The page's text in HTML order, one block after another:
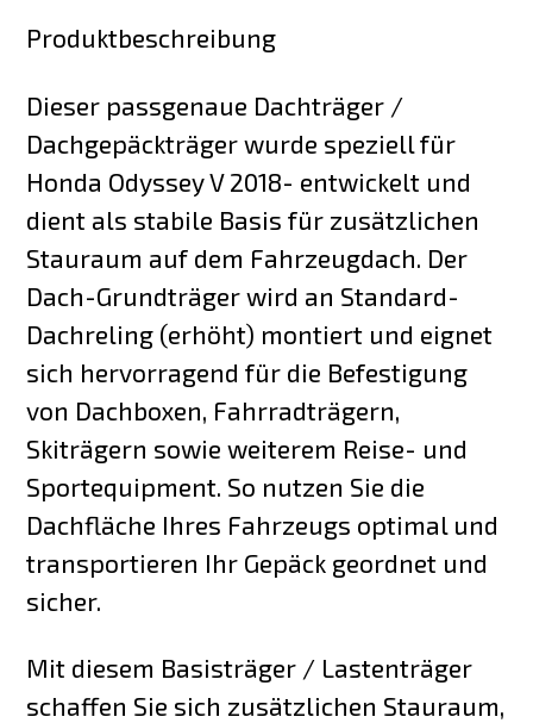
Produktbeschreibung
Dieser passgenaue Dachträger /
Dachgepäckträger wurde speziell für
Honda Odyssey V 2018- entwickelt und
dient als stabile Basis für zusätzlichen
Stauraum auf dem Fahrzeugdach. Der
Dach-Grundträger wird an Standard-
Dachreling (erhöht) montiert und eignet
sich hervorragend für die Befestigung
von Dachboxen, Fahrradträgern,
Skiträgern sowie weiterem Reise- und
Sportequipment. So nutzen Sie die
Dachfläche Ihres Fahrzeugs optimal und
transportieren Ihr Gepäck geordnet und
sicher.
Mit diesem Basisträger / Lastenträger
schaffen Sie sich zusätzlichen Stauraum,